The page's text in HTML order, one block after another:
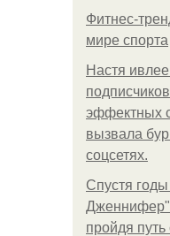
Фитнес-
мире спорта
Настя
эффектных
вызвала
соцсетях.
Спустя
Дженнифер"
пройдя